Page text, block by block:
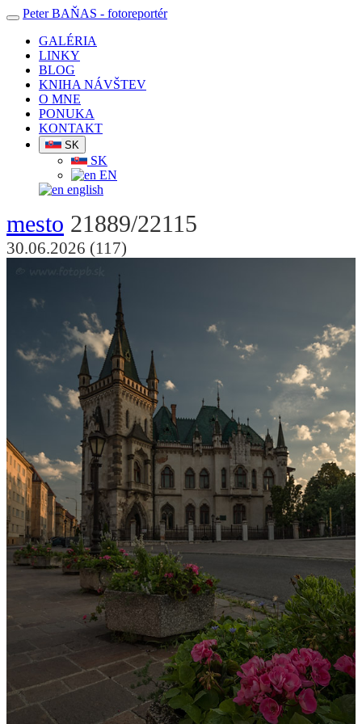
Peter BAŇAS - fotoreportér
GALÉRIA
LINKY
BLOG
KNIHA NÁVŠTEV
O MNE
PONUKA
KONTAKT
SK
SK
EN
english
mesto 21889/22115
30.06.2026 (117)